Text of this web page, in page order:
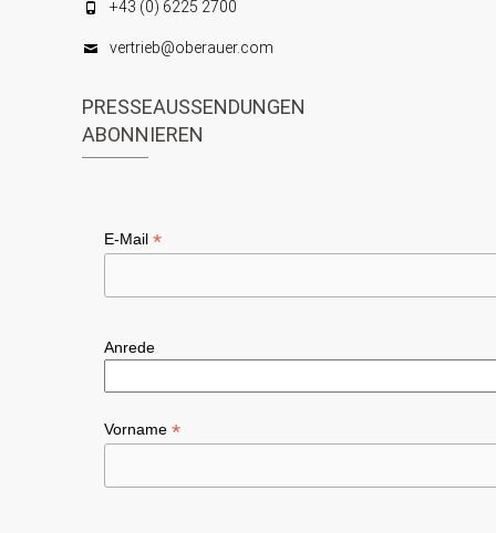
+43 (0) 6225 2700
vertrieb@oberauer.com
PRESSEAUSSENDUNGEN
ABONNIEREN
E-Mail *
Anrede
Vorname *